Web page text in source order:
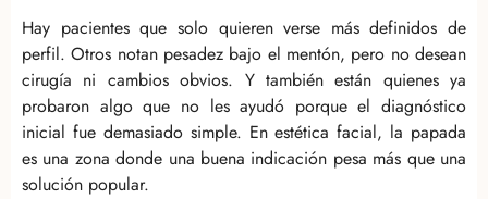
Hay pacientes que solo quieren verse más definidos de
perfil. Otros notan pesadez bajo el mentón, pero no desean
cirugía ni cambios obvios. Y también están quienes ya
probaron algo que no les ayudó porque el diagnóstico
inicial fue demasiado simple. En estética facial, la papada
es una zona donde una buena indicación pesa más que una
solución popular.